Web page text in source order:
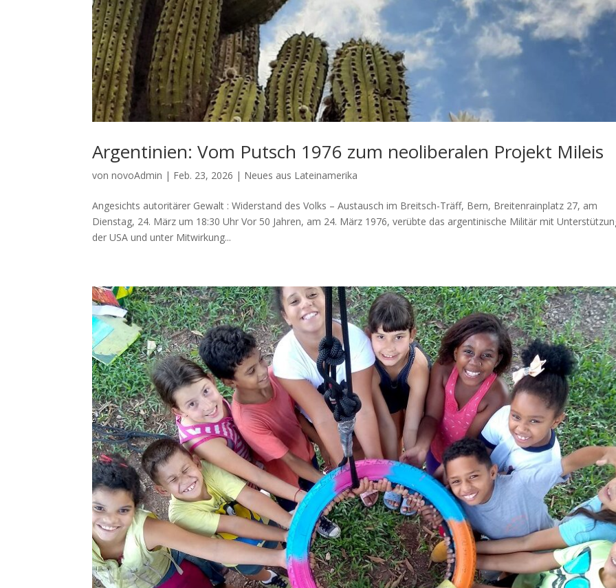
Argentinien: Vom Putsch 1976 zum neoliberalen Projekt Mileis
vonnovoAdmin | Feb. 23, 2026 | Neues aus Lateinamerika
Angesichts autoritärer Gewalt : Widerstand des Volks – Austausch im Breitsch-Träff, Bern, Breitenrainplatz 27, am
Dienstag, 24. März um 18:30 Uhr Vor 50 Jahren, am 24. März 1976, verübte das argentinische Militär mit
der USA und unter Mitwirkung...